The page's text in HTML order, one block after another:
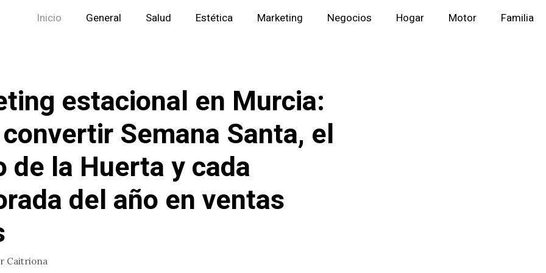
Inicio General Salud Estética Marketing Negocios Hogar Motor Familia
estacional en Murcia:
Semana Santa, el
de la Huerta y cada
del año en ventas
Caitriona